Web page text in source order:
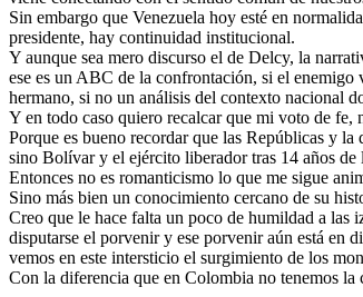
Sin embargo que Venezuela hoy esté en
presidente, hay continuidad institucional.
Y aunque sea mero discurso el de Delcy, la
ese es un ABC de la confrontación, si el enemigo
hermano, si no un análisis del contexto nacional
Y en todo caso quiero recalcar que mi voto de fe,
Porque es bueno recordar que las Repúblicas y
sino Bolívar y el ejército liberador tras 14 años de
Entonces no es romanticismo lo que me sigue
Sino más bien un conocimiento cercano de su
Creo que le hace falta un poco de humildad a las
disputarse el porvenir y ese porvenir aún está en
vemos en este intersticio el surgimiento de los
Con la diferencia que en Colombia no tenemos la